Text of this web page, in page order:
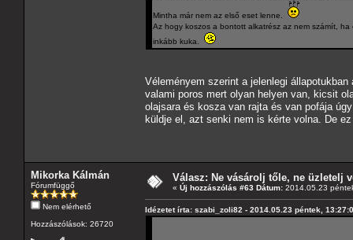
Mintha már nem az első eset lenne.
Az hogy koszos a bontott alkatrész az nem számít,
inkább kuka.
Véleményem szerint a jelenlegi
valami poros mert olyan helyen van, kicsit
olajsara és kosza van rajta és van pofája
küldje el, azt senki nem is kérte volna. De
Mikorka Kálmán
Fórumfüggő
Nem elérhető
Hozzászólások: 26720
Válasz: Ne vásárolj tőle, ne üzletelj
« Új hozzászólás #63 Dátum: 2014.05.23
Idézetet írta: szabi_zoli82 - 2014.05.23 péntek,